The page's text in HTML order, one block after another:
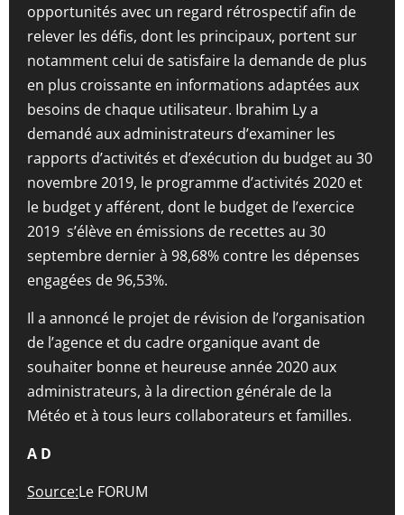
opportunités avec un regard rétrospectif afin de
relever les défis, dont les principaux, portent sur
notamment celui de satisfaire la demande de plus
en plus croissante en informations adaptées aux
besoins de chaque utilisateur. Ibrahim Ly a
demandé aux administrateurs d’examiner les
rapports d’activités et d’exécution du budget au 30
novembre 2019, le programme d’activités 2020 et
le budget y afférent, dont le budget de l’exercice
2019 s’élève en émissions de recettes au 30
septembre dernier à 98,68% contre les dépenses
engagées de 96,53%.
Il a annoncé le projet de révision de l’organisation
de l’agence et du cadre organique avant de
souhaiter bonne et heureuse année 2020 aux
administrateurs, à la direction générale de la
Météo et à tous leurs collaborateurs et familles.
A D
Source:Le FORUM